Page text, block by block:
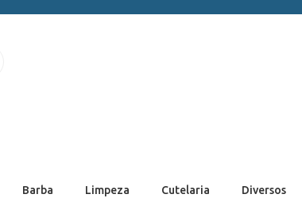
Barba Limpeza Cutelaria Diversos